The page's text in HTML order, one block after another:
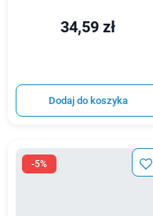
34,59 zł
Dodaj do koszyka
-5%